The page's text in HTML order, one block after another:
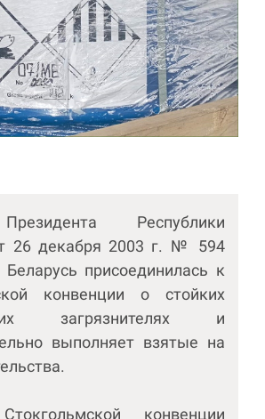
Республики
26 декабря 2003 г. № 594
Беларусь присоединилась к
конвенции о стойких
загрязнителях и
выполняет взятые на
конвенции